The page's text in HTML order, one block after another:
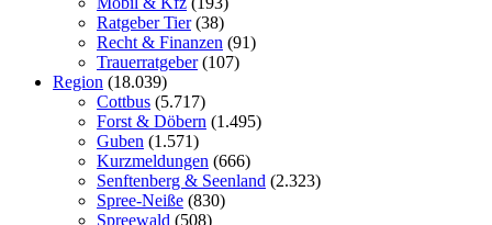
Ratgeber Tier(38)
Recht & Finanzen (91)
Trauerratgeber(107)
Region (18.039)
Cottbus (5.717)
Forst & Döbern (1.495)
Guben (1.571)
Kurzmeldungen (666)
Senftenberg & Seenland (2.323)
Spree-Neiße (830)
Spreewald (508)